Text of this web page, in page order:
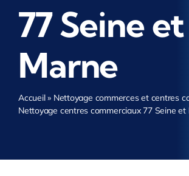
77 Seine et
Marne
Accueil» Nettoyage commerces et centres
Nettoyage centres commerciaux 77 Seine et